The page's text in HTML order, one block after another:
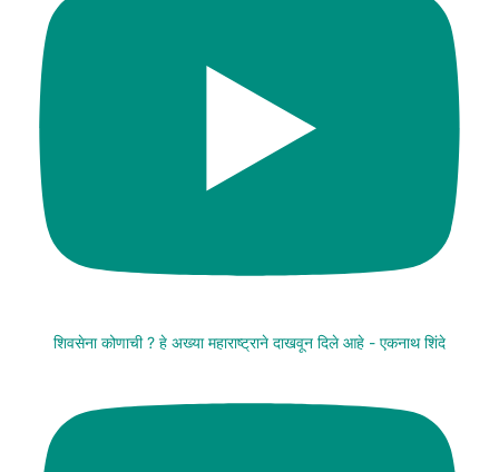
शिवसेना कोणाची ? हे अख्या महाराष्ट्राने दाखवून दिले आहे - एकनाथ शिंदे